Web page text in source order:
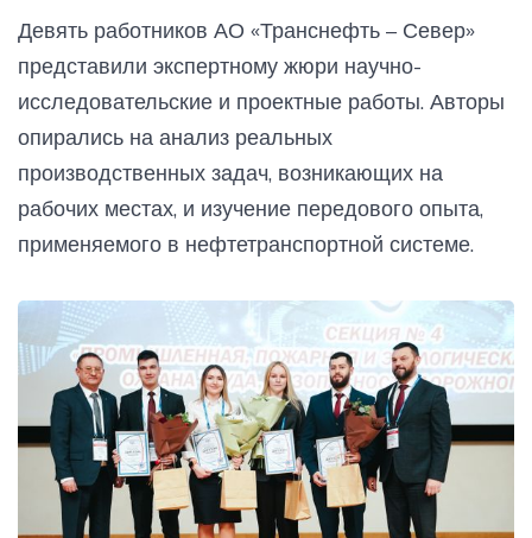
Девять работников АО «Транснефть – Север»
представили экспертному жюри научно-
исследовательские и проектные работы. Авторы
опирались на анализ реальных
производственных задач, возникающих на
рабочих местах, и изучение передового опыта,
применяемого в нефтетранспортной системе.